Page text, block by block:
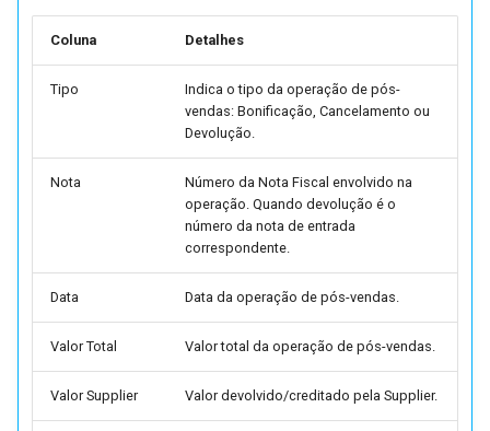
Parâmetros da Negociação
Comercial (FUTL0125
PNEG)
Parâmetros da Política
Comercial (FUTL0125
POLC)
Parâmetros de Políticas
Formação de Preço de
(FUTL0125 PPV PPV)
Geração do Código
Automático para a
Coluna Detalhes
Tipo
Indica o tipo da operação de pós-
vendas: Bonificação, Cancelamento ou
Devolução.
Nota
Número da Nota Fiscal envolvido na
operação. Quando devolução é o
número da nota de entrada
correspondente.
Data Data da operação de pós-vendas.
Valor Total Valor total da operação de pós-vendas.
Valor Supplier Valor devolvido/creditado pela Supplier.